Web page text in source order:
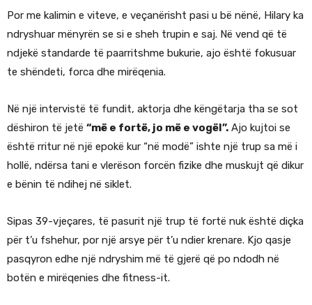
Por me kalimin e viteve, e veçanërisht pasi u bë nënë, Hilary ka
ndryshuar mënyrën se si e sheh trupin e saj. Në vend që të
ndjekë standarde të paarritshme bukurie, ajo është fokusuar
te shëndeti, forca dhe mirëqenia.
Në një intervistë të fundit, aktorja dhe këngëtarja tha se sot
dëshiron të jetë “më e fortë, jo më e vogël”. Ajo kujtoi se
është rritur në një epokë kur “në modë” ishte një trup sa më i
hollë, ndërsa tani e vlerëson forcën fizike dhe muskujt që dikur
e bënin të ndihej në siklet.
Sipas 39-vjeçares, të pasurit një trup të fortë nuk është diçka
për t’u fshehur, por një arsye për t’u ndier krenare. Kjo qasje
pasqyron edhe një ndryshim më të gjerë që po ndodh në
botën e mirëqenies dhe fitness-it.